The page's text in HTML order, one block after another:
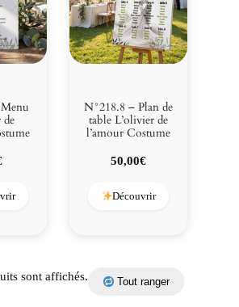
de
N°218.8 – Plan de
table L’olivier de
l’amour Costume
50,00€
Découvrir
sont affichés. Tout ranger